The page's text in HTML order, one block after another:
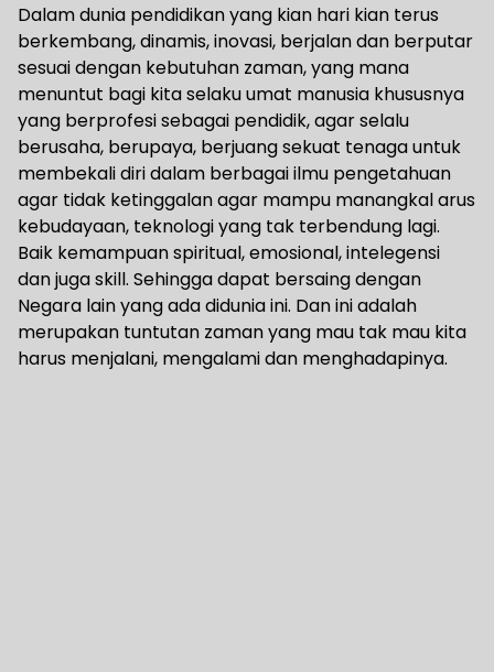
Dalam dunia pendidikan yang kian hari kian terus
berkembang, dinamis, inovasi, berjalan dan berputar
sesuai dengan kebutuhan zaman, yang mana
menuntut bagi kita selaku umat manusia khususnya
yang berprofesi sebagai pendidik, agar selalu
berusaha, berupaya, berjuang sekuat tenaga untuk
membekali diri dalam berbagai ilmu pengetahuan
agar tidak ketinggalan agar mampu manangkal arus
kebudayaan, teknologi yang tak terbendung lagi.
Baik kemampuan spiritual, emosional, intelegensi
dan juga skill. Sehingga dapat bersaing dengan
Negara lain yang ada didunia ini. Dan ini adalah
merupakan tuntutan zaman yang mau tak mau kita
harus menjalani, mengalami dan menghadapinya.